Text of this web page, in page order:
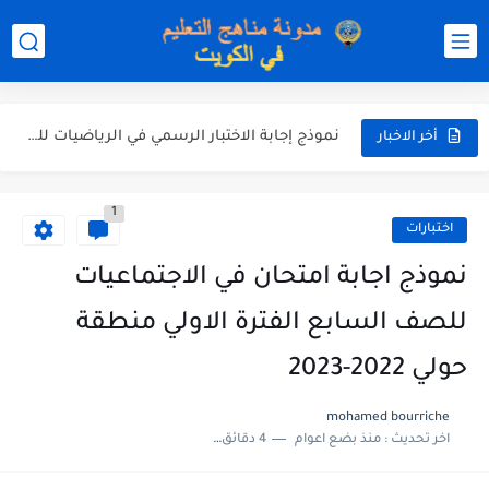
أخر الاخبار
نموذج إجابة الاختبار الرسمي في التربية الاسلامية للصف العاشر الفترة...
نموذج إجابة الاختبار الرسمي في الرياضيات للصف العاشر الفترة الثانية...
مذكرة شاملة في القران الكريم للصف الثاني عشر الفصل الثاني... اختبارات
1
نموذج اجابة امتحان في الاجتماعيات
للصف السابع الفترة الاولي منطقة
حولي 2022-2023
mohamed bourriche
اخر تحديث :منذ بضع اعوام 4 دقائق للقراءة